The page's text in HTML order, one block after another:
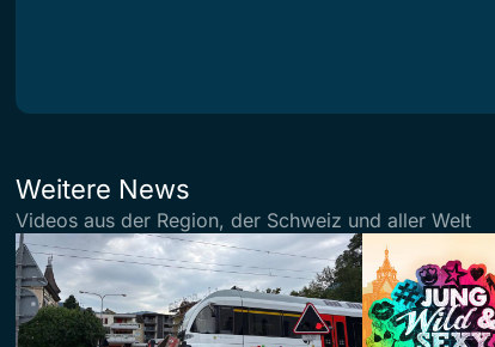
Weitere News
Videos aus der Region, der Schweiz und aller Welt